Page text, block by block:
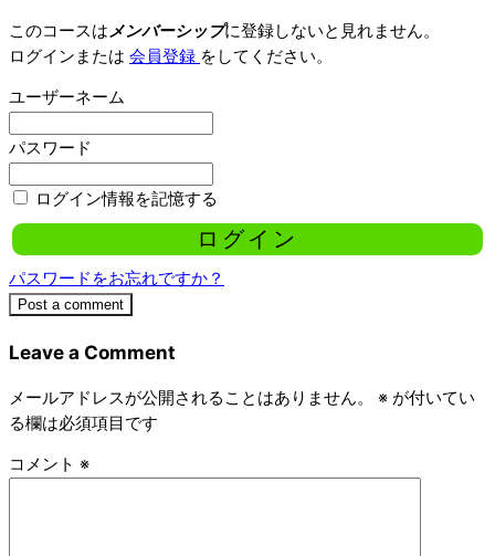
このコースはメンバーシップに登録しないと見れません。
ログインまたは 会員登録 をしてください。
ユーザーネーム
パスワード
ログイン情報を記憶する
パスワードをお忘れですか？
Post a comment
Leave a Comment
メールアドレスが公開されることはありません。 ※ が付いてい
る欄は必須項目です
コメント ※